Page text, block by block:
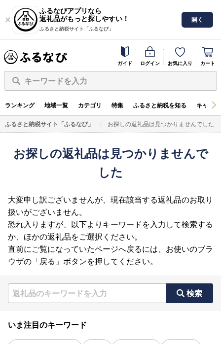
ふるなびアプリなら
返礼品がもっと探しやすい！
ふるさと納税サイト「ふるなび」
開く
ガイド ログイン お気に入り カート
キーワードを入力
ランキング 地域一覧 カテゴリ 特集 ふるさと納税を知る キャン
ふるさと納税サイト「ふるなび」 お探しの返礼品は見つかりませんでした
お探しの返礼品は見つかりませんで
した
大変申し訳ございませんが、現在該当する返礼品のお取り
扱いがございません。
恐れ入りますが、以下よりキーワードを入力して検索する
か、ほかの返礼品をご選択ください。
直前にご覧になっていたページへ戻るには、お使いのブラ
ウザの「戻る」ボタンを押してください。
検索
いま注目のキーワード